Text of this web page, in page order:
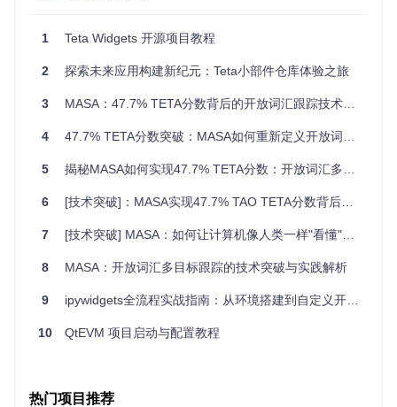
下，这类项目可能会包含以下配置文件：
package.json
（假设项目涉及Node.js）：列举了项目依
赖、脚本指令以及其他元数据，是管理Node.js项目的关
键。
统中。
应用级别的配置设置，如API端点、数据库连接字符串等。
对于Teta Widgets，具体配置文件及其位置应参照实际仓库中
或“Installation”部分，那里通常会提供关于环境设置和重要配
置文件的指引。
请记住，为了获得最精确的信息，直接访问仓库页面并阅读最
新文档始终是最可靠的做法。如果有更新或特定配置需求，遵
循仓库最新的更新说明。
1 Teta Widgets 开源项目教程
2 探索未来应用构建新纪元：Teta小部件仓库体验之旅
3 MASA：47.7% TETA分数背后的开放词汇跟踪技术革命
4 47.7% TETA分数突破：MASA如何重新定义开放词汇多目标跟踪？
5 揭秘MASA如何实现47.7% TETA分数：开放词汇多目标跟踪技术突破
6 [技术突破]：MASA实现47.7% TAO TETA分数背后的跨模态实例关联方法
7 [技术突破] MASA：如何让计算机像人类一样"看懂"动态世界？开放词汇跟踪的新范式
8 MASA：开放词汇多目标跟踪的技术突破与实践解析
9 ipywidgets全流程实战指南：从环境搭建到自定义开发的7大问题解决方案
10 QtEVM 项目启动与配置教程
热门项目推荐